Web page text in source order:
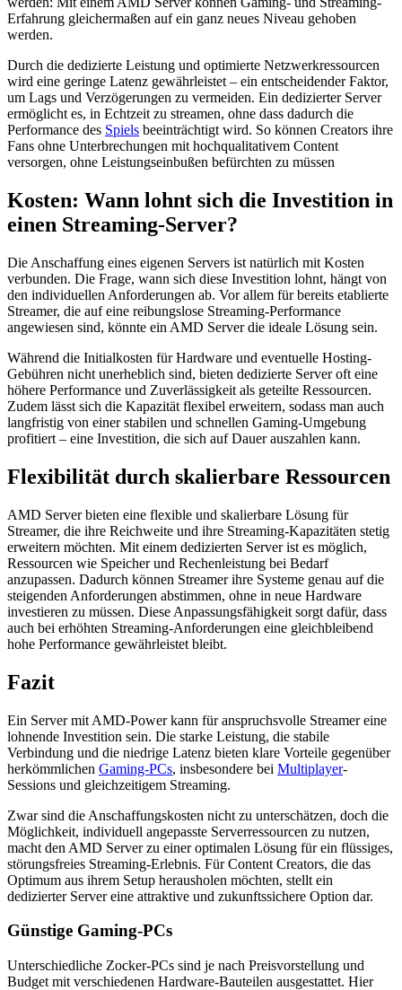
Erfahrung gleichermaßen auf ein ganz neues Niveau gehoben
werden.
Durch die dedizierte Leistung und optimierte Netzwerkressourcen
wird eine geringe Latenz gewährleistet – ein entscheidender Faktor,
um Lags und Verzögerungen zu vermeiden. Ein dedizierter Server
ermöglicht es, in Echtzeit zu streamen, ohne dass dadurch die
Performance des Spiels beeinträchtigt wird. So können Creators ihre
Fans ohne Unterbrechungen mit hochqualitativem Content
versorgen, ohne Leistungseinbußen befürchten zu müssen
Kosten: Wann lohnt sich die Investition in
einen Streaming-Server?
Die Anschaffung eines eigenen Servers ist natürlich mit Kosten
verbunden. Die Frage, wann sich diese Investition lohnt, hängt von
den individuellen Anforderungen ab. Vor allem für bereits etablierte
Streamer, die auf eine reibungslose Streaming-Performance
angewiesen sind, könnte ein AMD Server die ideale Lösung sein.
Während die Initialkosten für Hardware und eventuelle Hosting-
Gebühren nicht unerheblich sind, bieten dedizierte Server oft eine
höhere Performance und Zuverlässigkeit als geteilte Ressourcen.
Zudem lässt sich die Kapazität flexibel erweitern, sodass man auch
langfristig von einer stabilen und schnellen Gaming-Umgebung
profitiert – eine Investition, die sich auf Dauer auszahlen kann.
Flexibilität durch skalierbare Ressourcen
AMD Server bieten eine flexible und skalierbare Lösung für
Streamer, die ihre Reichweite und ihre Streaming-Kapazitäten stetig
erweitern möchten. Mit einem dedizierten Server ist es möglich,
Ressourcen wie Speicher und Rechenleistung bei Bedarf
anzupassen. Dadurch können Streamer ihre Systeme genau auf die
steigenden Anforderungen abstimmen, ohne in neue Hardware
investieren zu müssen. Diese Anpassungsfähigkeit sorgt dafür, dass
auch bei erhöhten Streaming-Anforderungen eine gleichbleibend
hohe Performance gewährleistet bleibt.
Fazit
Ein Server mit AMD-Power kann für anspruchsvolle Streamer eine
lohnende Investition sein. Die starke Leistung, die stabile
Verbindung und die niedrige Latenz bieten klare Vorteile gegenüber
herkömmlichen Gaming-PCs, insbesondere bei Multiplayer-
Sessions und gleichzeitigem Streaming.
Zwar sind die Anschaffungskosten nicht zu unterschätzen, doch die
Möglichkeit, individuell angepasste Serverressourcen zu nutzen,
macht den AMD Server zu einer optimalen Lösung für ein flüssiges,
störungsfreies Streaming-Erlebnis. Für Content Creators, die das
Optimum aus ihrem Setup herausholen möchten, stellt ein
dedizierter Server eine attraktive und zukunftssichere Option dar.
Günstige Gaming-PCs
Unterschiedliche Zocker-PCs sind je nach Preisvorstellung und
Budget mit verschiedenen Hardware-Bauteilen ausgestattet. Hier